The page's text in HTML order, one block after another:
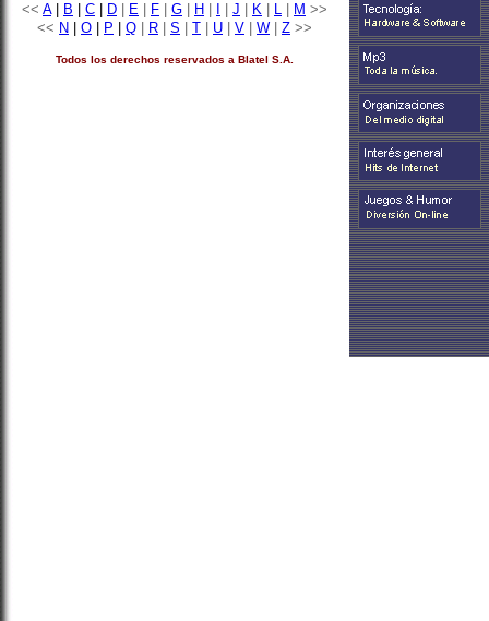
<< A B C D E F G H J K L M >>
<< N O P Q R S T U V W Z >>
Todos los derechos reservados a Blatel S.A.